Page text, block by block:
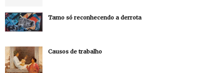
Tamo só reconhecendo a derrota
Causos de trabalho